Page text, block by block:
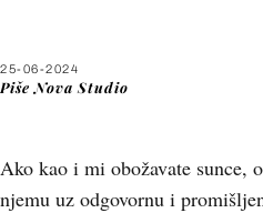
25-06-2024
Piše Nova Studio
Ako kao i mi obožavate sunce,
njemu uz odgovornu i